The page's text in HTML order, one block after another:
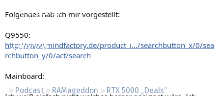
Neue Beiträge
Leserartikel
Podcast RAMageddon
RTX 5000 „Deals“
Folgendes hab ich mir vorgestellt:
Q9550:
http://www.mindfactory.de/product_i.../searchbutton_x/0/sea
rchbutton_y/0/act/search
Mainboard: